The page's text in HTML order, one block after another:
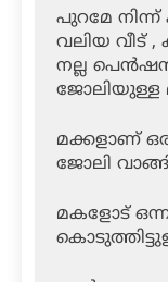
പുറമേ
വലിയ വീട് ,
നല്ല
ജോലിയുള്ള
മക്കളാണ്
ജോലി
മകളോട്